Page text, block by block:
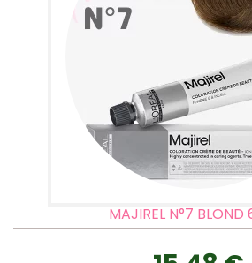
MAJIREL N°7 BLOND